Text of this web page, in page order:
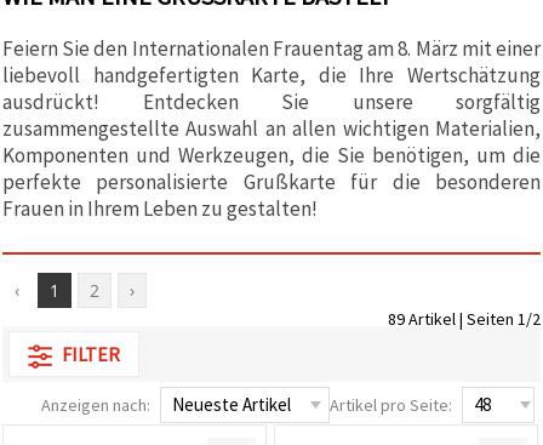
ähnliche
Technologien,
um den
Betrieb
unserer
Website
sicherzustellen.
Mit Ihrer
Einwilligung
nutzen wir
Cookies zu
Analyse-,
Marketing-
um unser
Angebot zu
personalisierte
Feiern Sie den Internationalen Frauentag am 8. März mit einer
liebevoll handgefertigten Karte, die Ihre Wertschätzung
ausdrückt! Entdecken Sie unsere sorgfältig
zusammengestellte Auswahl an allen wichtigen Materialien,
Komponenten und Werkzeugen, die Sie benötigen, um die
perfekte personalisierte Grußkarte für die besonderen
Frauen in Ihrem Leben zu gestalten!
‹ 1 2 ›
89 Artikel | Seiten 1/2
FILTER
Anzeigen nach: Artikel pro Seite: